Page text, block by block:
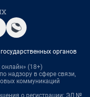
органов
онлайн» (18+)
надзору в сфере связи,
коммуникаций